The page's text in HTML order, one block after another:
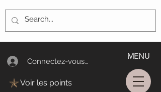
Connectez-vous/Log In
MENU
Voir les points